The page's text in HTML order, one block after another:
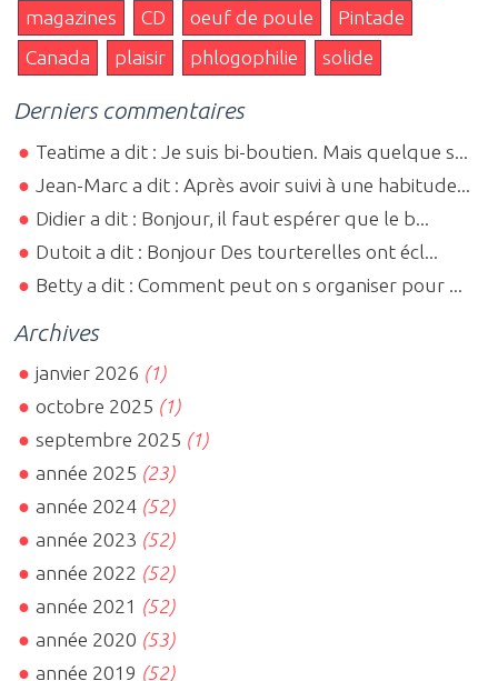
magazines
CD oeuf de poule
Pintade
Canada
plaisir phlogophilie solide
Derniers commentaires
Teatime a dit : Je suis bi-boutien. Mais quelque s...
Jean-Marc a dit : Après avoir suivi à une habitude...
Didier a dit : Bonjour, il faut espérer que le b...
Dutoit a dit : Bonjour Des tourterelles ont écl...
Betty a dit : Comment peut on s organiser pour ...
Archives
janvier 2026 (1)
octobre 2025 (1)
septembre 2025 (1)
année 2025 (23)
année 2024 (52)
année 2023 (52)
année 2022 (52)
année 2021 (52)
année 2020 (53)
année 2019 (52)